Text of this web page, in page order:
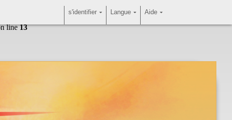
line13
Aide
Langue
s'identifier